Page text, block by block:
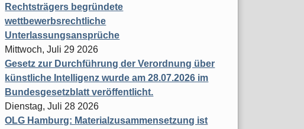
Rechtsträgers begründete
wettbewerbsrechtliche
Unterlassungsansprüche
Mittwoch, Juli 29 2026
Gesetz zur Durchführung der Verordnung über
künstliche Intelligenz wurde am 28.07.2026 im
Bundesgesetzblatt veröffentlicht.
Dienstag, Juli 28 2026
OLG Hamburg: Materialzusammensetzung ist